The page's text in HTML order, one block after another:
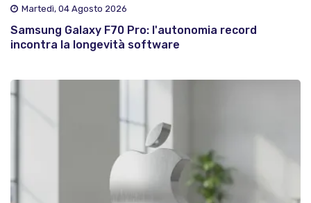
Martedì, 04 Agosto 2026
Samsung Galaxy F70 Pro: l'autonomia record
incontra la longevità software